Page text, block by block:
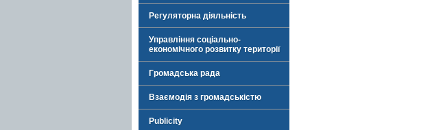
Регуляторна діяльність
Управління соціально-
економічного розвитку території
Громадська рада
Взаємодія з громадськістю
Publicity